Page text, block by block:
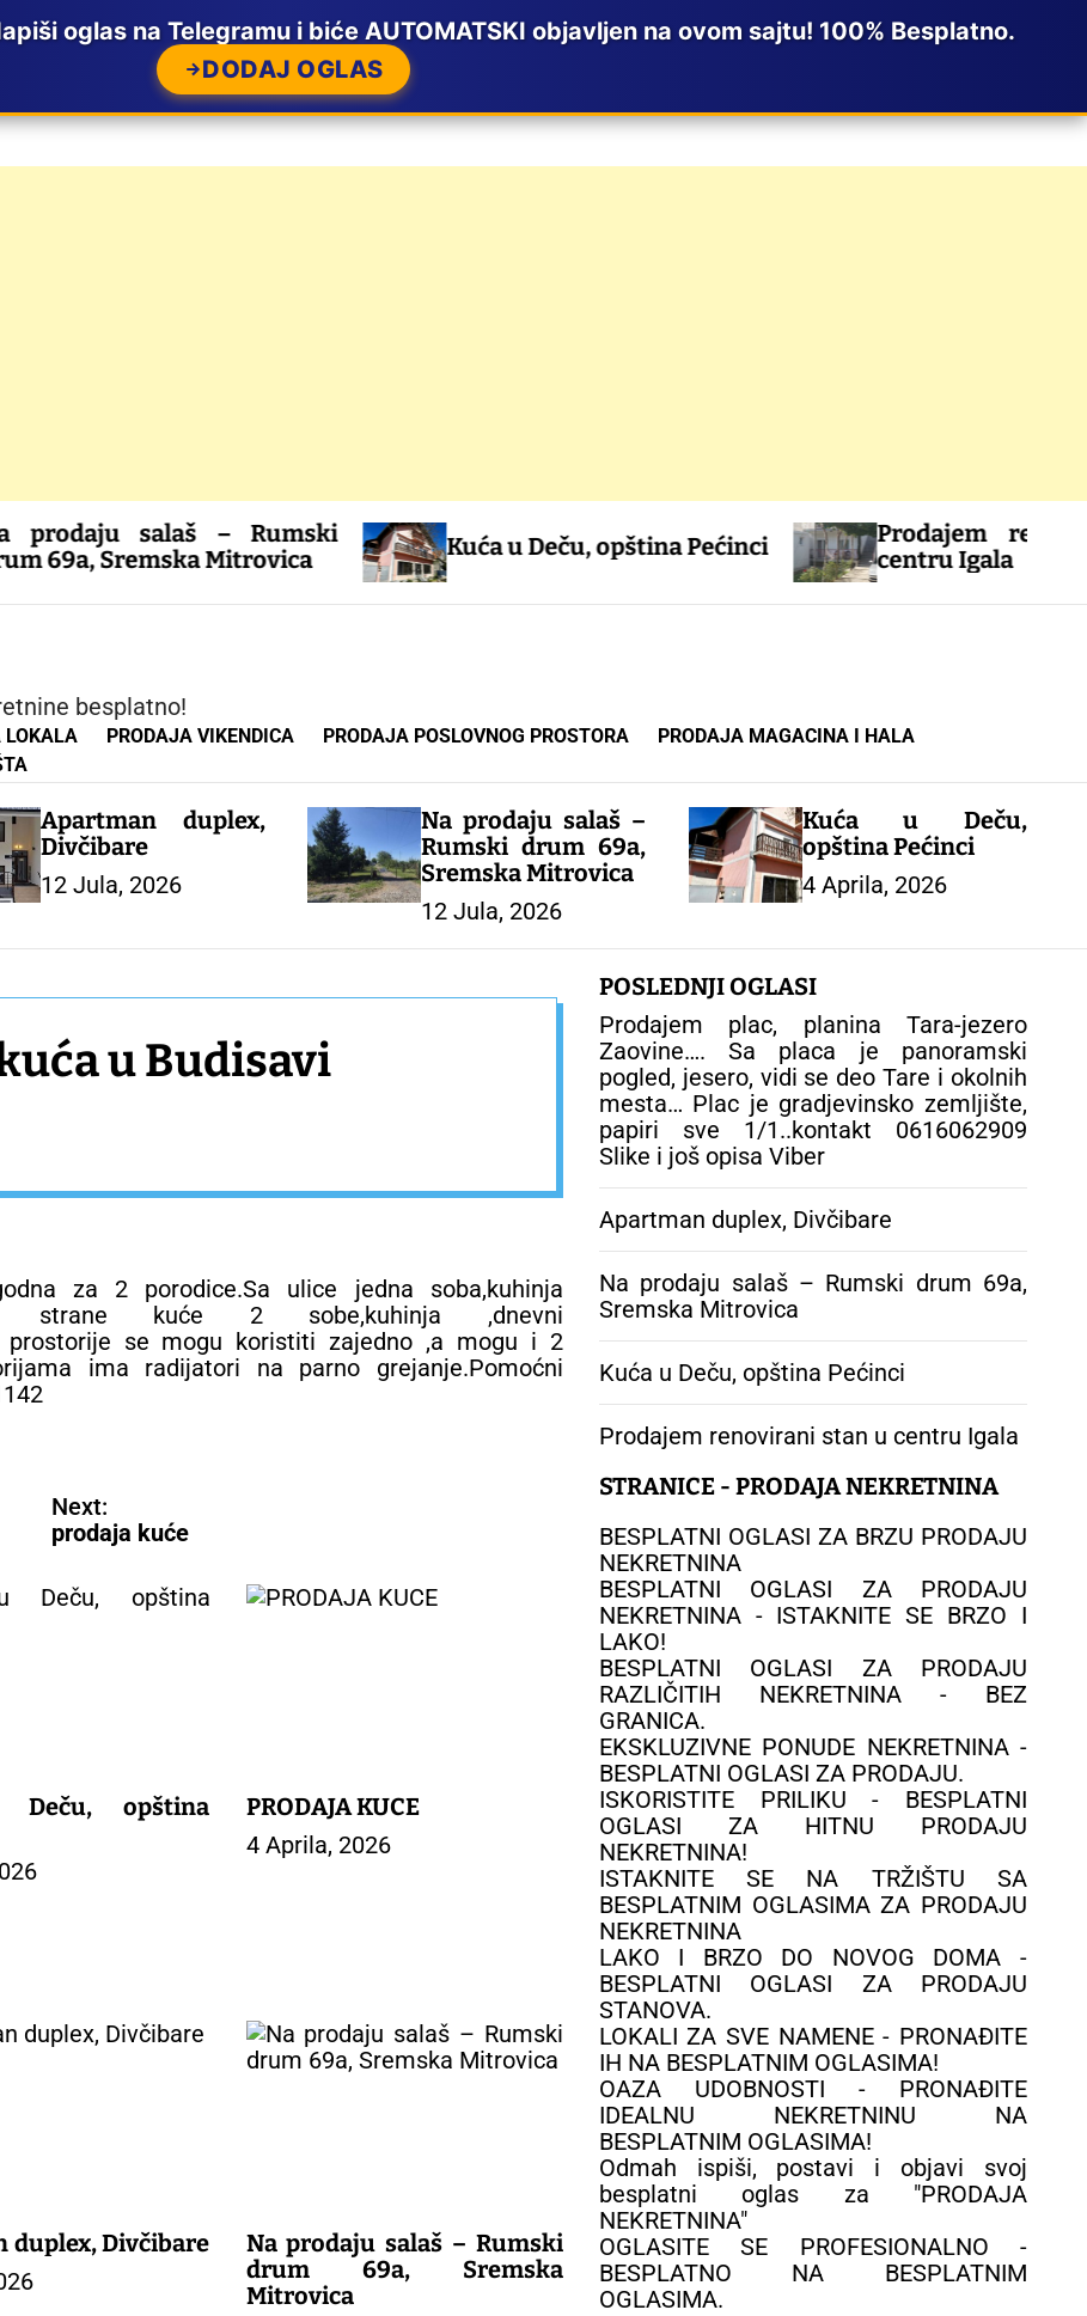
oglas na Telegramu i biće AUTOMATSKI objavljen na ovom sajtu! 100% Besplatno.
DODAJ OGLAS
salaš – Rumski
Mitrovica
Kuća u Deču, opština Pećinci
Prodajem renovirani
centru Igala
besplatno!
LOKALA PRODAJA VIKENDICA PRODAJA POSLOVNOG PROSTORA
PRODAJA MAGACINA I HALA
Apartman duplex,
Divčibare
12 Jula, 2026
Na prodaju salaš –
Rumski drum 69a,
Sremska Mitrovica
12 Jula, 2026
Kuća u Deču,
opština Pećinci
4 Aprila, 2026
u Budisavi
za 2 porodice.Sa ulice jedna soba,kuhinja
strane kuće 2 sobe,kuhinja ,dnevni
prostorije se mogu koristiti zajedno ,a mogu i 2
ima radijatori na parno grejanje.Pomoćni
Next:
prodaja kuće
opština
PRODAJA KUCE
4 Aprila, 2026
duplex, Divčibare
Na prodaju salaš – Rumski
drum 69a, Sremska
Mitrovica
POSLEDNJI OGLASI
Prodajem plac, planina Tara-jezero
Zaovine…. Sa placa je panoramski
pogled, jesero, vidi se deo Tare i okolnih
mesta… Plac je gradjevinsko zemljište,
papiri sve 1/1..kontakt 0616062909
Slike i još opisa Viber
Apartman duplex, Divčibare
Na prodaju salaš – Rumski drum 69a,
Sremska Mitrovica
Kuća u Deču, opština Pećinci
Prodajem renovirani stan u centru Igala
STRANICE - PRODAJA NEKRETNINA
BESPLATNI OGLASI ZA BRZU PRODAJU
NEKRETNINA
BESPLATNI OGLASI ZA PRODAJU
NEKRETNINA - ISTAKNITE SE BRZO I
LAKO!
BESPLATNI OGLASI ZA PRODAJU
RAZLIČITIH NEKRETNINA - BEZ
GRANICA.
EKSKLUZIVNE PONUDE NEKRETNINA -
BESPLATNI OGLASI ZA PRODAJU.
ISKORISTITE PRILIKU - BESPLATNI
OGLASI ZA HITNU PRODAJU
NEKRETNINA!
ISTAKNITE SE NA TRŽIŠTU SA
BESPLATNIM OGLASIMA ZA PRODAJU
NEKRETNINA
LAKO I BRZO DO NOVOG DOMA -
BESPLATNI OGLASI ZA PRODAJU
STANOVA.
LOKALI ZA SVE NAMENE - PRONAĐITE
IH NA BESPLATNIM OGLASIMA!
OAZA UDOBNOSTI - PRONAĐITE
IDEALNU NEKRETNINU NA
BESPLATNIM OGLASIMA!
Odmah ispiši, postavi i objavi svoj
besplatni oglas za "PRODAJA
NEKRETNINA"
OGLASITE SE PROFESIONALNO -
BESPLATNO NA BESPLATNIM
OGLASIMA.